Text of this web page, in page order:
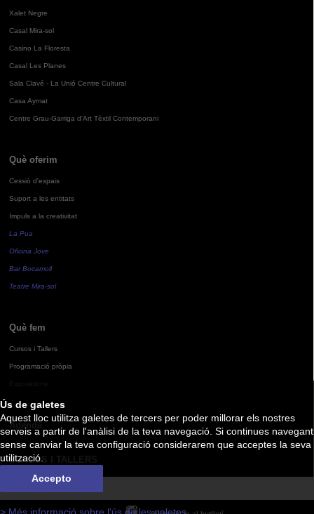
Ús de galetes
Aquest lloc utilitza galetes de tercers per poder millorar els nostres
serveis a partir de l'anàlisi de la teva navegació. Si continues navegant
sense canviar la teva configuració considerarem que acceptes la seva
utilització.
Accepto
Xalet Negre
Casal Mira-sol
Casino La Floresta
Casal Les Planes
Sala Clavé - La Unió Centre Cultural
Casa Aymat
Centre Grau-Garriga d'Art Tèxtil Contemporani
Què oferim
Cessió d'espais
Suport a les entitats
Impuls a la creativitat
La Pua
Oficina Jove
Bar Bocamoll
Teatre Mira-sol
Què fem
Cursos i Tallers
Programació pròpia
Agenda
CURSOS I TALLERS